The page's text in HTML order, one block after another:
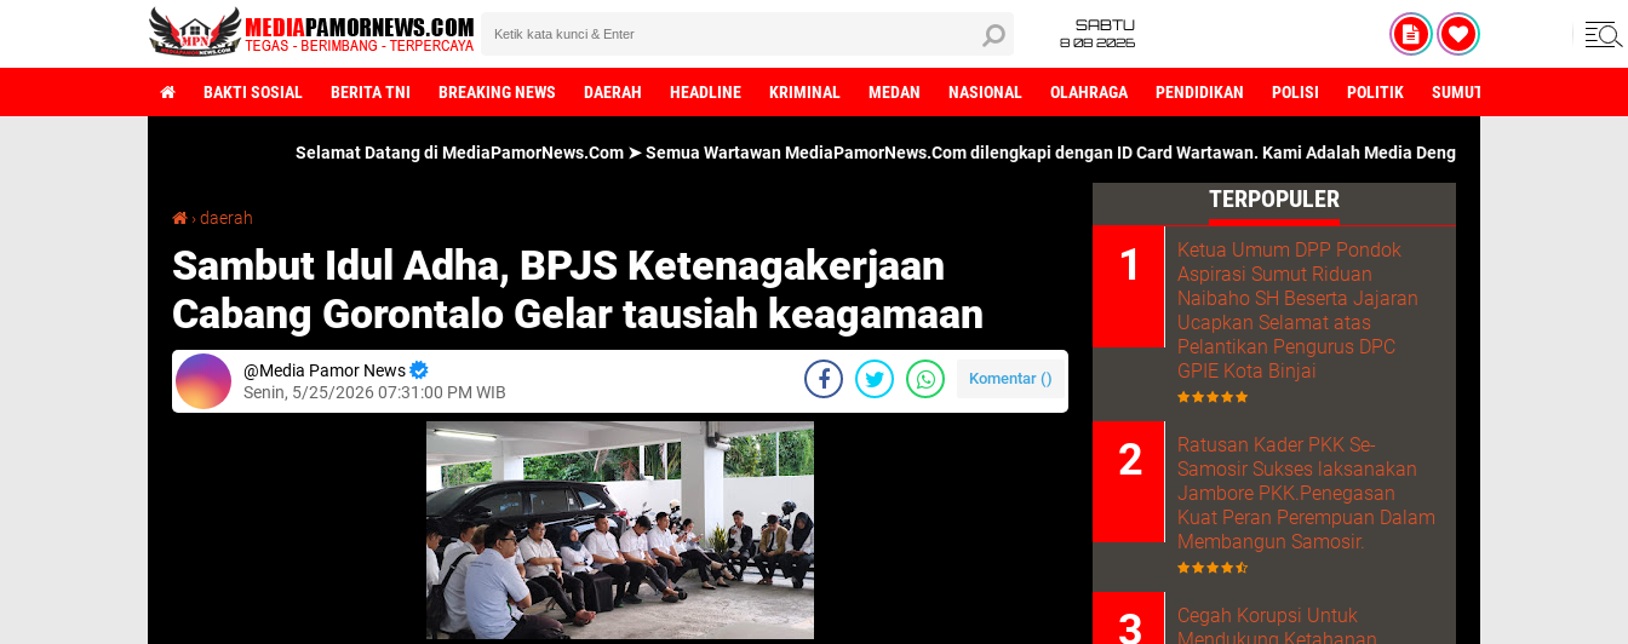
SABTU
8 08 2026
BAKTI SOSIAL BERITA TNI BREAKING NEWS DAERAH HEADLINE KRIMINAL MEDAN NASIONAL OLAHRAGA PENDIDIKAN POLISI POLITIK SUMUT
Selamat Datang di MediaPamorNews.Com ➤ Semua Wartawan MediaPamorNews.Com dilengkapi dengan ID Card Wartawan. Kami Adalah Media Dengan Sumber Referensi Terpercaya.
›daerah
Sambut Idul Adha, BPJS Ketenagakerjaan
Cabang Gorontalo Gelar tausiah keagamaan
Media Pamor News
Senin, 5/25/2026 07:31:00 PM WIB
Komentar ()
TERPOPULER
Ketua Umum DPP Pondok
Aspirasi Sumut Riduan
Naibaho SH Beserta Jajaran
Ucapkan Selamat atas
Pelantikan Pengurus DPC
GPIE Kota Binjai
Ratusan Kader PKK Se-
Samosir Sukses laksanakan
Jambore PKK.Penegasan
Kuat Peran Perempuan Dalam
Membangun Samosir.
Cegah Korupsi Untuk